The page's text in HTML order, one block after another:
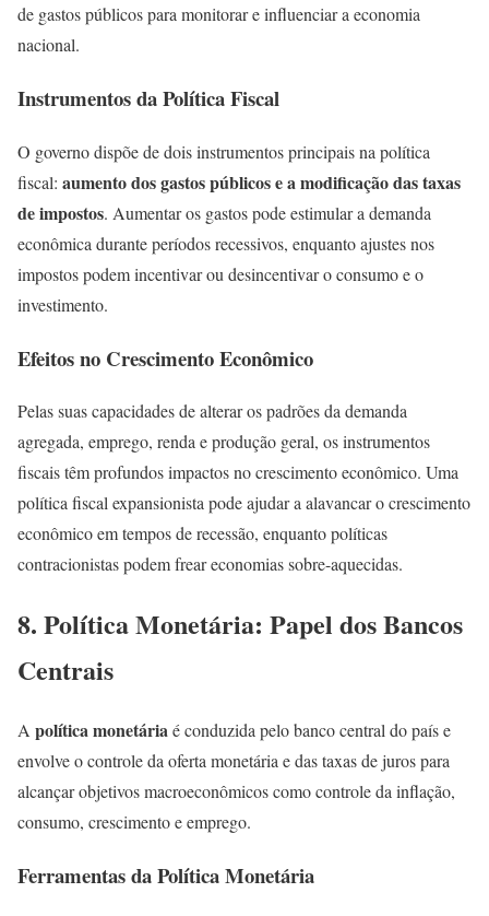
de gastos públicos para monitorar e influenciar a economia
nacional.
Instrumentos da Política Fiscal
O governo dispõe de dois instrumentos principais na política
fiscal: aumento dos gastos públicos e a modificação das taxas
de impostos. Aumentar os gastos pode estimular a demanda
econômica durante períodos recessivos, enquanto ajustes nos
impostos podem incentivar ou desincentivar o consumo e o
investimento.
Efeitos no Crescimento Econômico
Pelas suas capacidades de alterar os padrões da demanda
agregada, emprego, renda e produção geral, os instrumentos
fiscais têm profundos impactos no crescimento econômico. Uma
política fiscal expansionista pode ajudar a alavancar o crescimento
econômico em tempos de recessão, enquanto políticas
contracionistas podem frear economias sobre-aquecidas.
8. Política Monetária: Papel dos Bancos
Centrais
A política monetáriaé conduzida pelo banco central do país e
envolve o controle da oferta monetária e das taxas de juros para
alcançar objetivos macroeconômicos como controle da inflação,
consumo, crescimento e emprego.
Ferramentas da Política Monetária